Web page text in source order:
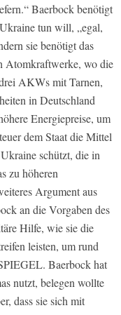
Baerbock benötigt
tun will, „egal,
sie benötigt das
Atomkraftwerke, wo die
AKWs mit Tarnen,
in Deutschland
Energiepreise, um
dem Staat die Mittel
schützt, die in
zu höheren
Argument aus
an die Vorgaben des
Hilfe, wie sie die
leisten, um rund
Baerbock hat
nutzt, belegen wollte
dass sie sich mit